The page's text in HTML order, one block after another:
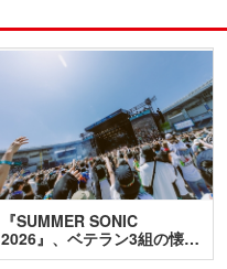
『SUMMER SONIC
2026』、ベテラン3組の懐…